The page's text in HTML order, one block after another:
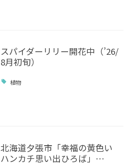
スパイダーリリー開花中（’26/
8月初旬）
植物
北海道夕張市「幸福の黄色い
ハンカチ思い出ひろば」…